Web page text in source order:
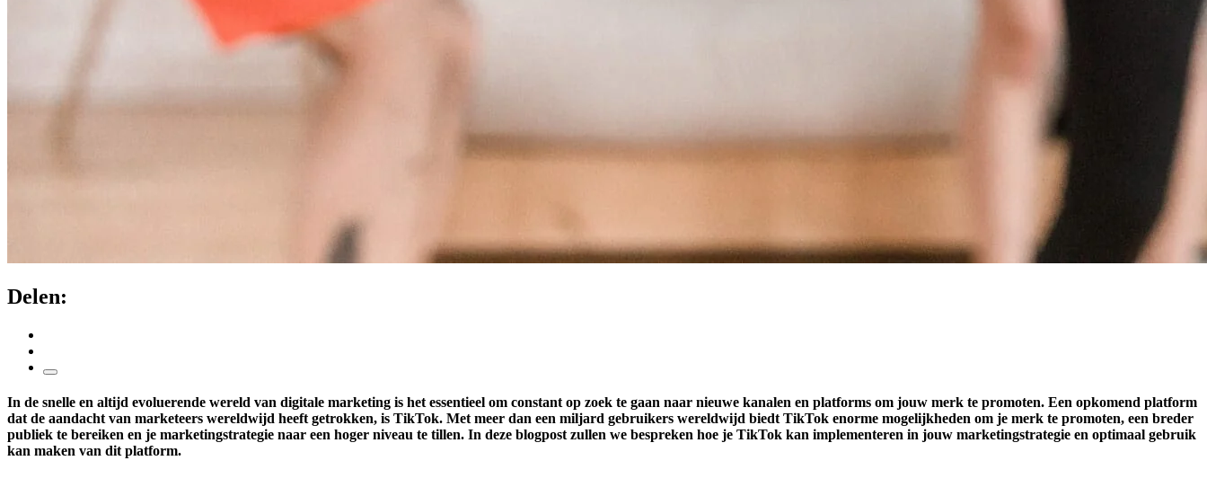
Delen:
In de snelle en altijd evoluerende wereld van digitale marketing is het essentieel om constant op zoek te gaan naar nieuwe kanalen en platforms om jouw merk te promoten. Een opkomend platform
dat de aandacht van marketeers wereldwijd heeft getrokken, is TikTok. Met meer dan een miljard gebruikers wereldwijd biedt TikTok enorme mogelijkheden om je merk te promoten, een breder
publiek te bereiken en je marketingstrategie naar een hoger niveau te tillen. In deze blogpost zullen we bespreken hoe je TikTok kan implementeren in jouw marketingstrategie en optimaal gebruik
kan maken van dit platform.